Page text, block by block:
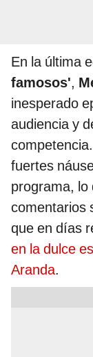
En la última
famosos',
inesperado
audiencia y
fuertes
programa, lo
comentarios
que en días
en la dulce
Aranda.